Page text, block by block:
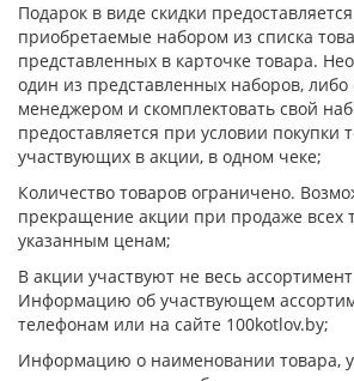
Подарок в виде скидки
приобретаемые набором из списка
представленных в карточке товара.
один из представленных наборов, либо
менеджером и скомплектовать свой
предоставляется при условии покупки
участвующих в акции, в одном чеке;
Количество товаров ограничено.
прекращение акции при продаже всех
указанным ценам;
В акции участвуют не весь
Информацию об участвующем
телефонам или на сайте 100kotlov.by;
Информацию о наименовании товара,